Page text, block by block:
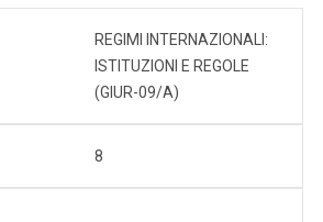
REGIMI INTERNAZIONALI:
ISTITUZIONI E REGOLE
(GIUR-09/A)
8